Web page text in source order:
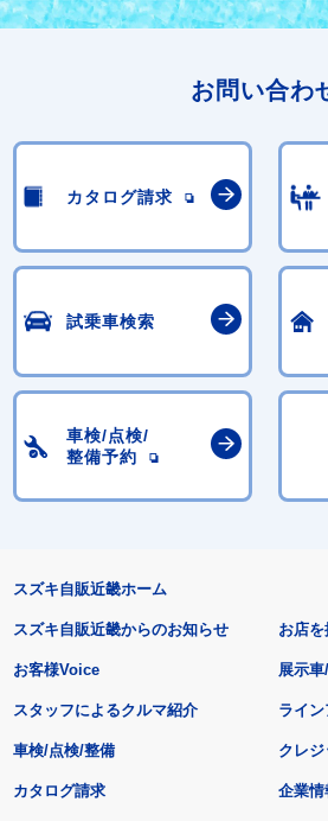
お問い合わ
カタログ請求
試乗車検索
車検/点検/
整備予約
スズキ自販近畿ホーム
スズキ自販近畿からのお知らせ
お客様Voice
スタッフによるクルマ紹介
お店
展示
ライ
車検/点検/整備 クレ
カタログ請求 企業情